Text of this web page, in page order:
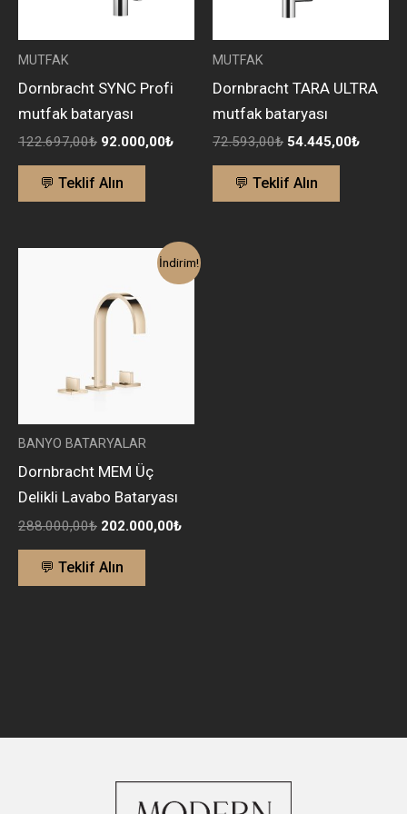
MUTFAK
Dornbracht SYNC Profi
mutfak bataryası
122.697,00₺ 92.000,00₺
💬 Teklif Alın
MUTFAK
Dornbracht TARA ULTRA
mutfak bataryası
72.593,00₺ 54.445,00₺
💬 Teklif Alın
İndirim!
BANYO BATARYALAR
Dornbracht MEM Üç
Delikli Lavabo Bataryası
288.000,00₺
288.000,00₺.
202.000,00₺
Şu
andaki
fiyat:
💬 Teklif Alın